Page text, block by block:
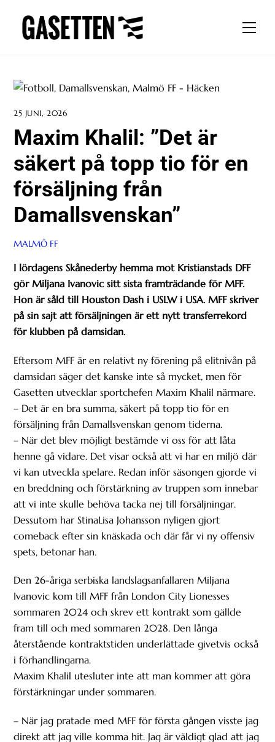
content
25 JUNI, 2026
Maxim Khalil: ”Det är
säkert på topp tio för en
försäljning från
Damallsvenskan”
MALMÖ FF
I lördagens Skånederby hemma mot Kristianstads DFF
gör Miljana Ivanovic sitt sista framträdande för MFF.
Hon är såld till Houston Dash i USLW i USA. MFF skriver
på sin sajt att försäljningen är ett nytt transferrekord
för klubben på damsidan.
Eftersom MFF är en relativt ny förening på elitnivån på
damsidan säger det kanske inte så mycket, men för
Gasetten utvecklar sportchefen Maxim Khalil närmare.
– Det är en bra summa, säkert på topp tio för en
försäljning från Damallsvenskan genom tiderna.
– När det blev möjligt bestämde vi oss för att låta
henne gå vidare. Det visar också att vi har en miljö där
vi kan utveckla spelare. Redan inför säsongen gjorde vi
en breddning och förstärkning av truppen som innebar
att vi inte skulle behöva tacka nej till försäljningar.
Dessutom har StinaLisa Johansson nyligen gjort
comeback efter sin knäskada och där får vi ny offensiv
spets, betonar han.
Den 26-åriga serbiska landslagsanfallaren Miljana
Ivanovic kom till MFF från London City Lionesses
sommaren 2024 och skrev ett kontrakt som gällde
fram till och med sommaren 2028. Den långa
återstående kontraktstiden underlättade givetvis också
i förhandlingarna.
Maxim Khalil utesluter inte att man kommer att göra
förstärkningar under sommaren.
– När jag pratade med MFF för första gången visste jag
direkt att jag ville komma hit. Jag är väldigt glad att jag